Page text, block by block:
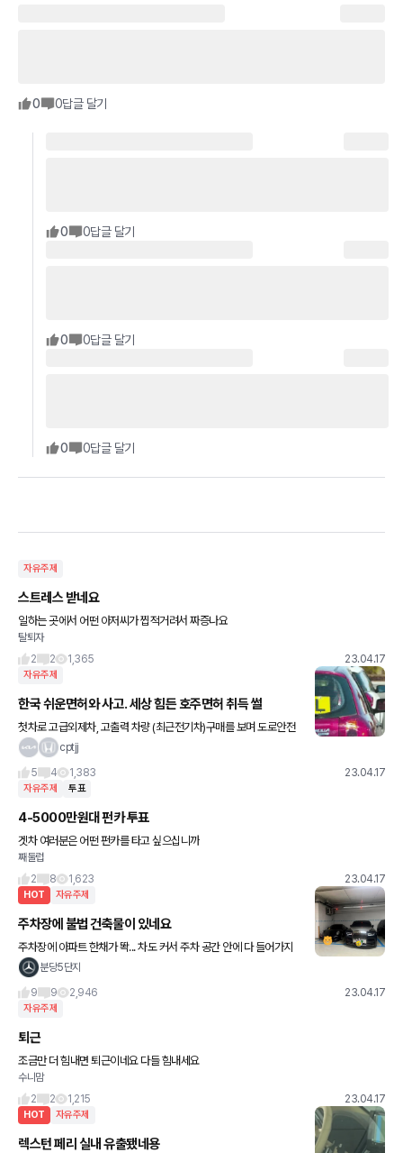
0 0답글 달기
0 0답글 달기
0 0답글 달기
0 0답글 달기
자유주제
스트레스 받네요
일하는 곳에서 어떤 아저씨가 찝적거려서 짜증나요
탈퇴자
2
2 1,365 23.04.17
자유주제
한국 쉬운면허와 사고. 세상 힘든 호주면허 취득 썰
첫차로 고급외제차, 고출력 차량 (최근전기차)구매를 보며 도로안전
에 대해 물음표가 생겼습니다. 2016년 12월부터 코스도 늘어나고 T
cptjj
5
4 1,383 23.04.17
자유주제 투표
4-5000만원대 펀카 투표
겟차 여러분은 어떤 펀카를 타고 싶으십니까
째둘럽
2
8 1,623 23.04.17
HOT 자유주제
주차장에 불법 건축물이 있네요
주차장에 아파트 한채가 똭... 차도 커서 주차 공간 안에 다 들어가지
도 않더라고요
분당5단지
9
9 2,946 23.04.17
자유주제
퇴근
조금만 더 힘내면 퇴근이네요 다들 힘내세요
수니맘
2
2 1,215 23.04.17
HOT 자유주제
렉스턴 페리 실내 유출됐네용